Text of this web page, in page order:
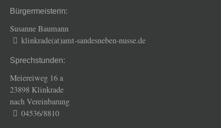
Bürgermeisterin:
Susanne Baumann
klinkrade(at)amt-sandesneben-nusse.de
Sprechstunden:
Meiereiweg 16 a
23898 Klinkrade
nach Vereinbarung
04536/8810